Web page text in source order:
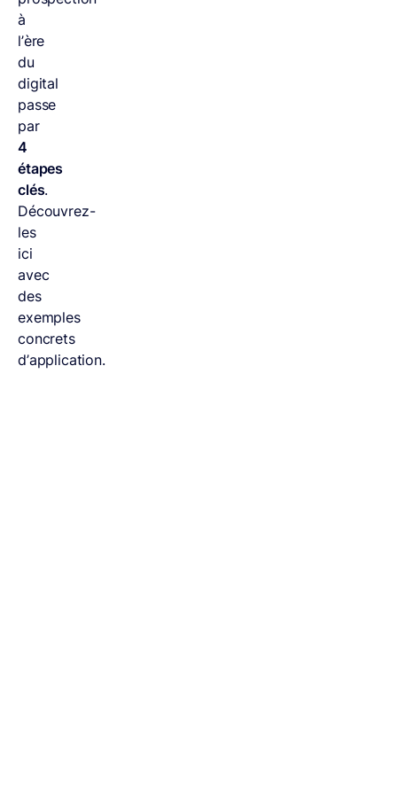
à
l’ère
du
digital
passe
par
4
étapes
clés.
Découvrez-
les
ici
avec
des
exemples
concrets
d’application.